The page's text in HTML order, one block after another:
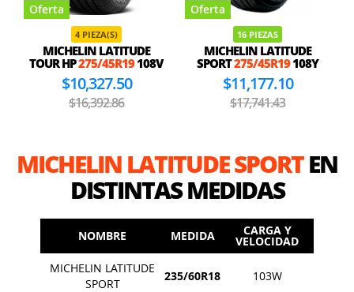
Oferta
4 PIEZA(S)
MICHELIN LATITUDE
TOUR HP275/45R19108V
$10,327.50
$16,392.86
Oferta
16 PIEZAS
MICHELIN LATITUDE
SPORT275/45R19108Y
$11,177.10
$17,741.43
MICHELIN LATITUDE SPORTEN
DISTINTAS MEDIDAS
NOMBRE MEDIDA CARGA Y
VELOCIDAD
MICHELIN LATITUDE
SPORT
235/60R18 103W